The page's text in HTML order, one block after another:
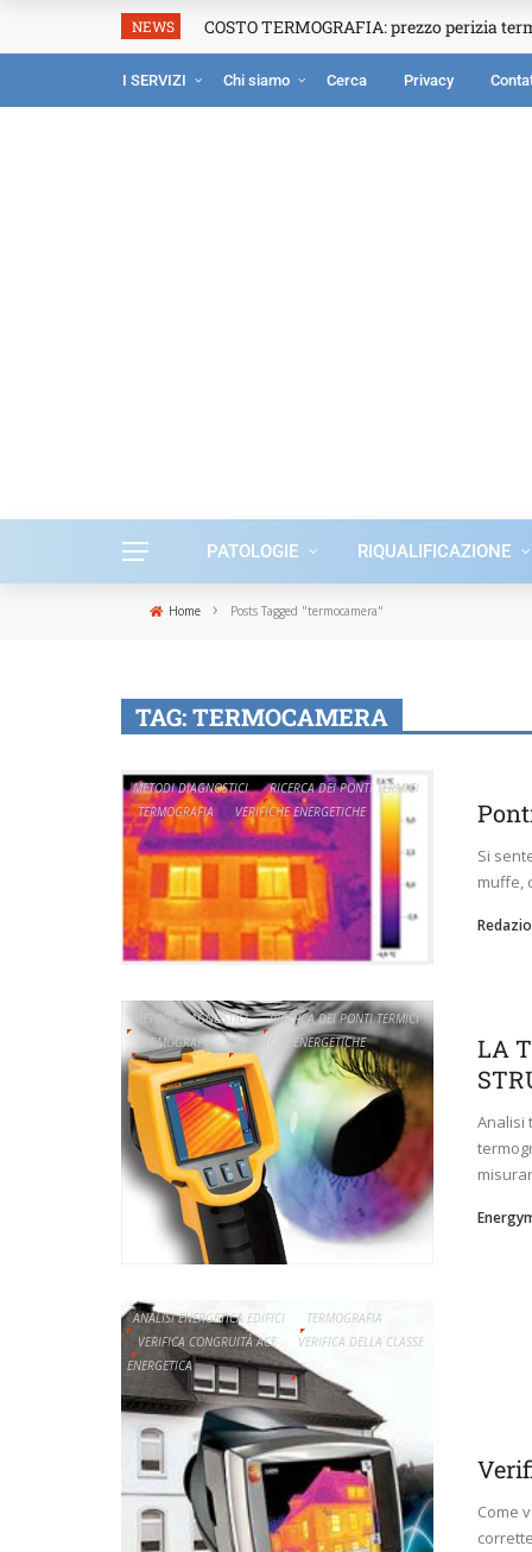
NEWS COSTO TERMOGRAFIA: prezzo perizia
I SERVIZI Chi siamo Cerca Privacy
PATOLOGIE RIQUALIFICAZIONE
Home › Posts Tagged "termocamera"
TAG:TERMOCAMERA
METODI DIAGNOSTICI
RICERCA DEI PONTI TERMICI
TERMOGRAFIA
VERIFICHE ENERGETICHE
Si
muffe,
METODI DIAGNOSTICI
RICERCA DEI PONTI TERMICI
TERMOGRAFIA
VERIFICHE ENERGETICHE
LA
Analisi
ANALISI ENERGETICA EDIFICI
TERMOGRAFIA
VERIFICA CONGRUITÀ ACE
VERIFICA DELLA CLASSE
ENERGETICA
Come